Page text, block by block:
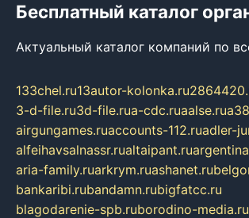
Бесплатный каталог
Актуальный каталог компаний по
133chel.ru13autor-kolonka.ru
3-d-file.ru3d-file.rua-cdc.ruaalse.ru
airgungames.ruaccounts-112.ruadler-
alfeihavsalnassr.rualtaipant.ru
aria-family.ruarkrym.ruashanet.ru
bankaribi.rubandamn.rubigfatcc.ru
blagodarenie-spb.ruborodino-media.ru